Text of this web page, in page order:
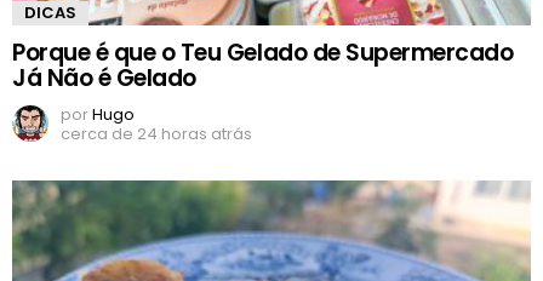
DICAS
Porque é que o Teu Gelado de Supermercado
Já Não é Gelado
porHugo
cerca de 24 horas atrás